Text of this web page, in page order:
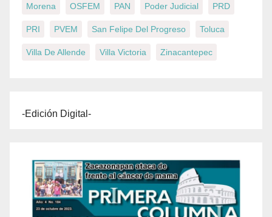
Morena OSFEM PAN Poder Judicial PRD
PRI PVEM San Felipe Del Progreso Toluca
Villa De Allende Villa Victoria Zinacantepec
-Edición Digital-